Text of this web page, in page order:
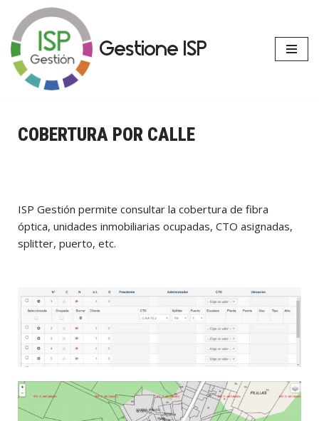
Vai
al
contenuto
Gestione ISP
COBERTURA POR CALLE
ISP Gestión permite consultar la cobertura de fibra
óptica, unidades inmobiliarias ocupadas, CTO asignadas,
splitter, puerto, etc.